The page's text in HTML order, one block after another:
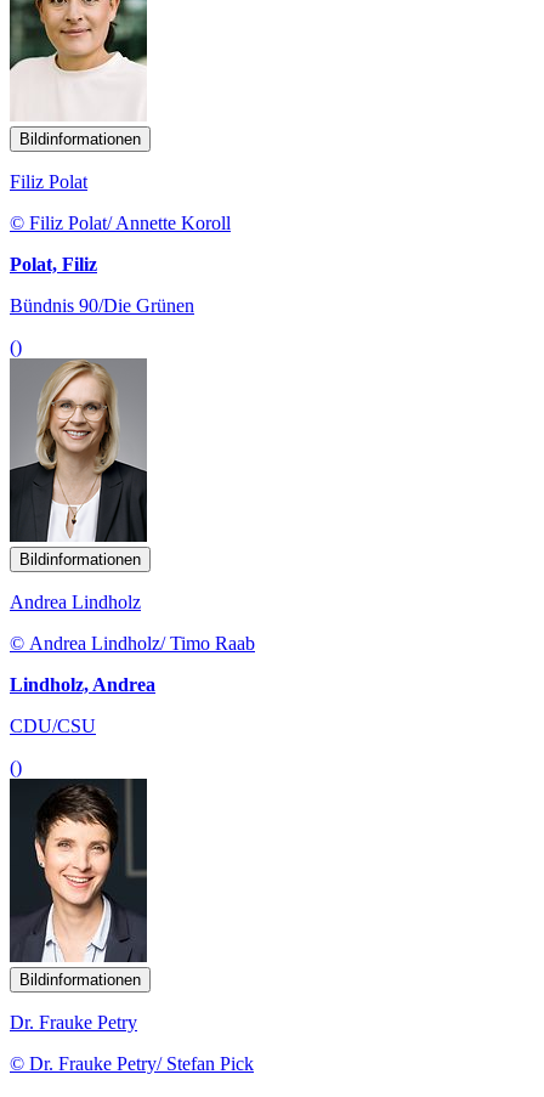
Bildinformationen
Filiz Polat
© Filiz Polat/ Annette Koroll
Polat, Filiz
Bündnis 90/Die Grünen
()
Bildinformationen
Andrea Lindholz
© Andrea Lindholz/ Timo Raab
Lindholz, Andrea
CDU/CSU
()
Bildinformationen
Dr. Frauke Petry
© Dr. Frauke Petry/ Stefan Pick